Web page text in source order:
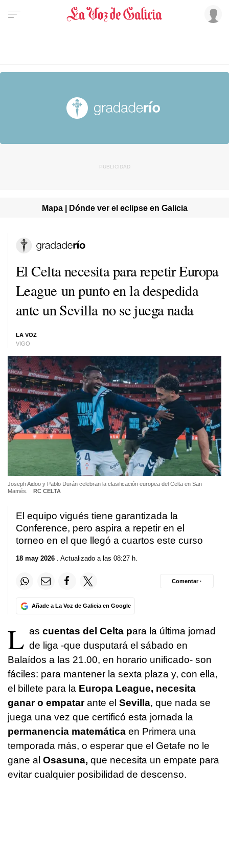
Mapa | Dónde ver el eclipse en Galicia
El Celta necesita para repetir Europa
League un punto en la despedida
ante un Sevilla no se juega nada
LA VOZ
VIGO
Joseph Aidoo y Pablo Durán celebran la clasificación europea del Celta en San
Mamés.
RC CELTA
El equipo vigués tiene garantizada la
Conference, pero aspira a repetir en el
torneo en el que llegó a cuartos este curso
18 may 2026 . Actualizado a las 08:27 h.
Añade a La Voz de Galicia en Google
Comentar ·
L as cuentas del Celta para la última jornad
de liga -que dusputará el sábado en
Balaídos a las 21.00, en horario unificado- son
fáciles: para mantener la sexta plaza y, con ella,
el billete para la Europa League, necesita
ganar o empatarante el Sevilla, que nada se
juega una vez que certificó esta jornada la
permanencia matemática en Primera una
temporada más, o esperar que el Getafe no le
gane al Osasuna, que necesita un empate para
evitar cualquier posibilidad de descenso.